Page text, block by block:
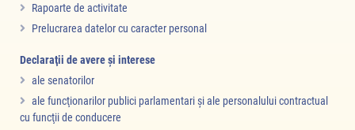
Rapoarte de activitate
Prelucrarea datelor cu caracter personal
Declaraţii de avere şi interese
ale senatorilor
ale funcţionarilor publici parlamentari şi ale personalului contractual
cu funcţii de conducere